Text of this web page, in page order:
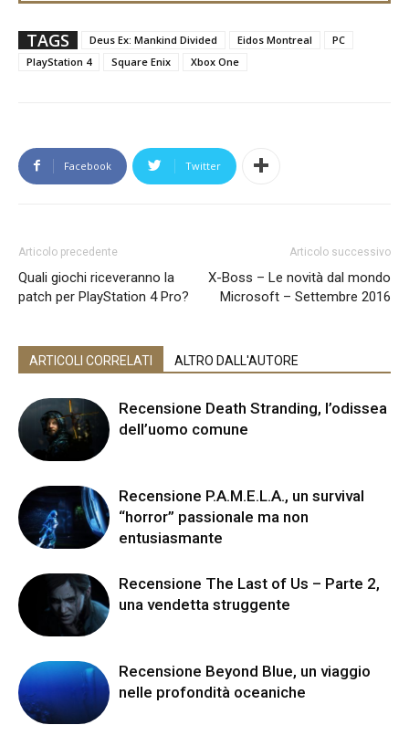
TAGS Deus Ex: Mankind Divided Eidos Montreal
PC
PlayStation 4
Square Enix Xbox One
Facebook Twitter
Articolo precedente
Quali giochi riceveranno la
patch per PlayStation 4 Pro?
Articolo successivo
X-Boss – Le novità dal mondo
Microsoft – Settembre 2016
ARTICOLI CORRELATI ALTRO DALL'AUTORE
Recensione Death Stranding, l’odissea
dell’uomo comune
Recensione P.A.M.E.L.A., un survival
“horror” passionale ma non
entusiasmante
Recensione The Last of Us – Parte 2,
una vendetta struggente
Recensione Beyond Blue, un viaggio
nelle profondità oceaniche